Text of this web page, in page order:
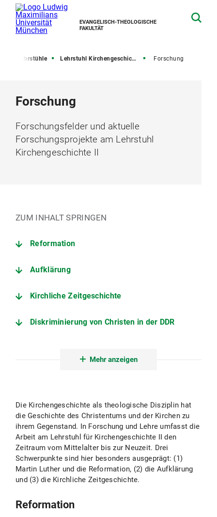
EVANGELISCH-THEOLOGISCHE
FAKULTÄT
Lehrstühle Lehrstuhl Kirchengeschichte II Forschung
Forschung
Forschungsfelder und aktuelle
Forschungsprojekte am Lehrstuhl
Kirchengeschichte II
ZUM INHALT SPRINGEN
Reformation
Aufklärung
Kirchliche Zeitgeschichte
Diskriminierung von Christen in der DDR
Mehr anzeigen
Die Kirchengeschichte als theologische Disziplin hat
die Geschichte des Christentums und der Kirchen zu
ihrem Gegenstand. In Forschung und Lehre umfasst die
Arbeit am Lehrstuhl für Kirchengeschichte II den
Zeitraum vom Mittelalter bis zur Neuzeit. Drei
Schwerpunkte sind hier besonders ausgeprägt: (1)
Martin Luther und die Reformation, (2) die Aufklärung
und (3) die Kirchliche Zeitgeschichte.
Reformation